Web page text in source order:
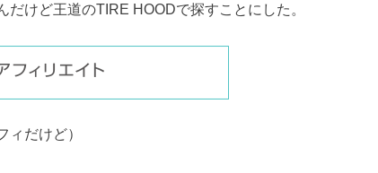
けど王道のTIRE HOODで探すことにした。
だけど）